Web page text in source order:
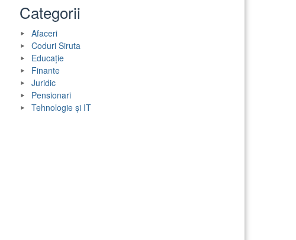
Categorii
Afaceri
Coduri Siruta
Educație
Finante
Juridic
Pensionari
Tehnologie și IT